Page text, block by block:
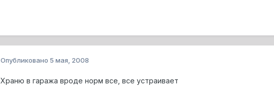
Опубликовано 5 мая, 2008
Храню в гаража вроде норм все, все устраивает